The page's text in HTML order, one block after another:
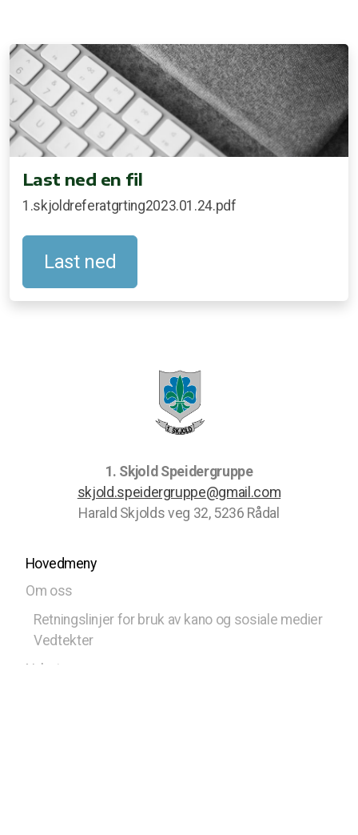
Last ned en fil
1.skjoldreferatgrting2023.01.24.pdf
Last ned
1. Skjold Speidergruppe
skjold.speidergruppe@gmail.com
Harald Skjolds veg 32, 5236 Rådal
Hovedmeny
Om oss
Retningslinjer for bruk av kano og sosiale medier
Vedtekter
Nyheter